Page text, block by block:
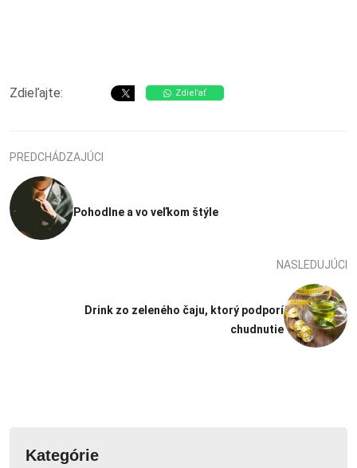
Zdieľajte: Zdieľať
PREDCHÁDZAJÚCI
Pohodlne a vo veľkom štýle
NASLEDUJÚCI
Drink zo zeleného čaju, ktorý podporí
chudnutie
Kategórie